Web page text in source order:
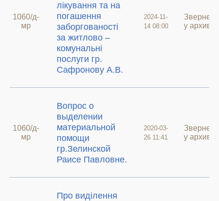
1060/д-
мр
лікування та на
погашення
заборгованості
за житлово –
комунальні
послуги гр.
Сафронову А.В.
2024-11-
14 08:00
у архиві
1060/д-
мр
Вопрос о
выделении
материальной
помощи
гр.Зелинской
Раисе Павловне.
2020-03-
26 11:41
у архиві
Про виділення